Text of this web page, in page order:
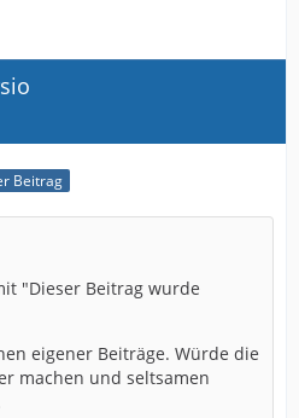
Beitrag
"Dieser Beitrag wurde
eigener Beiträge. Würde die
machen und seltsamen